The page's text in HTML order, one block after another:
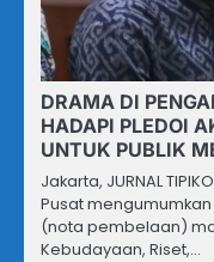
DRAMA DI
HADAPI PLEDOI
UNTUK PUBLIK
Jakarta, JURNAL
Pusat
(nota pembelaan)
Kebudayaan, Riset,…